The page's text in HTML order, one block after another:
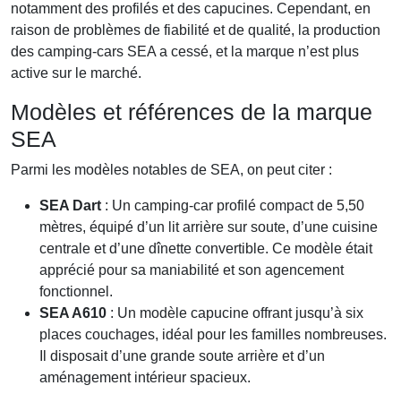
notamment des profilés et des capucines. Cependant, en
raison de problèmes de fiabilité et de qualité, la production
des camping-cars SEA a cessé, et la marque n’est plus
active sur le marché.
Modèles et références de la marque
SEA
Parmi les modèles notables de SEA, on peut citer :
SEA Dart : Un camping-car profilé compact de 5,50
mètres, équipé d’un lit arrière sur soute, d’une cuisine
centrale et d’une dînette convertible. Ce modèle était
apprécié pour sa maniabilité et son agencement
fonctionnel.
SEA A610 : Un modèle capucine offrant jusqu’à six
places couchages, idéal pour les familles nombreuses.
Il disposait d’une grande soute arrière et d’un
aménagement intérieur spacieux.